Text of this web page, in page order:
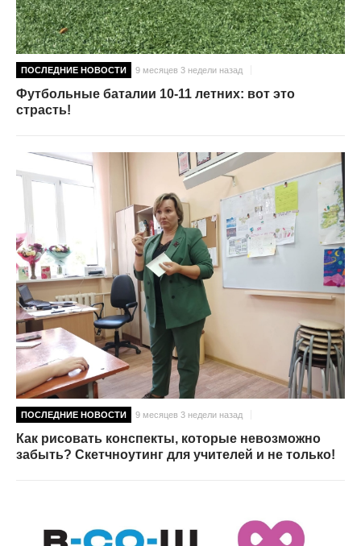
ПОСЛЕДНИЕ НОВОСТИ 9 месяцев 3 недели назад
Футбольные баталии 10-11 летних: вот это
страсть!
ПОСЛЕДНИЕ НОВОСТИ 9 месяцев 3 недели назад
Как рисовать конспекты, которые невозможно
забыть? Скетчноутинг для учителей и не только!